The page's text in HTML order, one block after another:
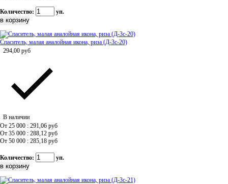
Количество: уп.
Спаситель, малая аналойная икона, риза (Д-3с-20)
294,00 руб
В наличии
От 25 000 : 291,06 руб
От 35 000 : 288,12 руб
От 50 000 : 285,18 руб
Количество: уп.